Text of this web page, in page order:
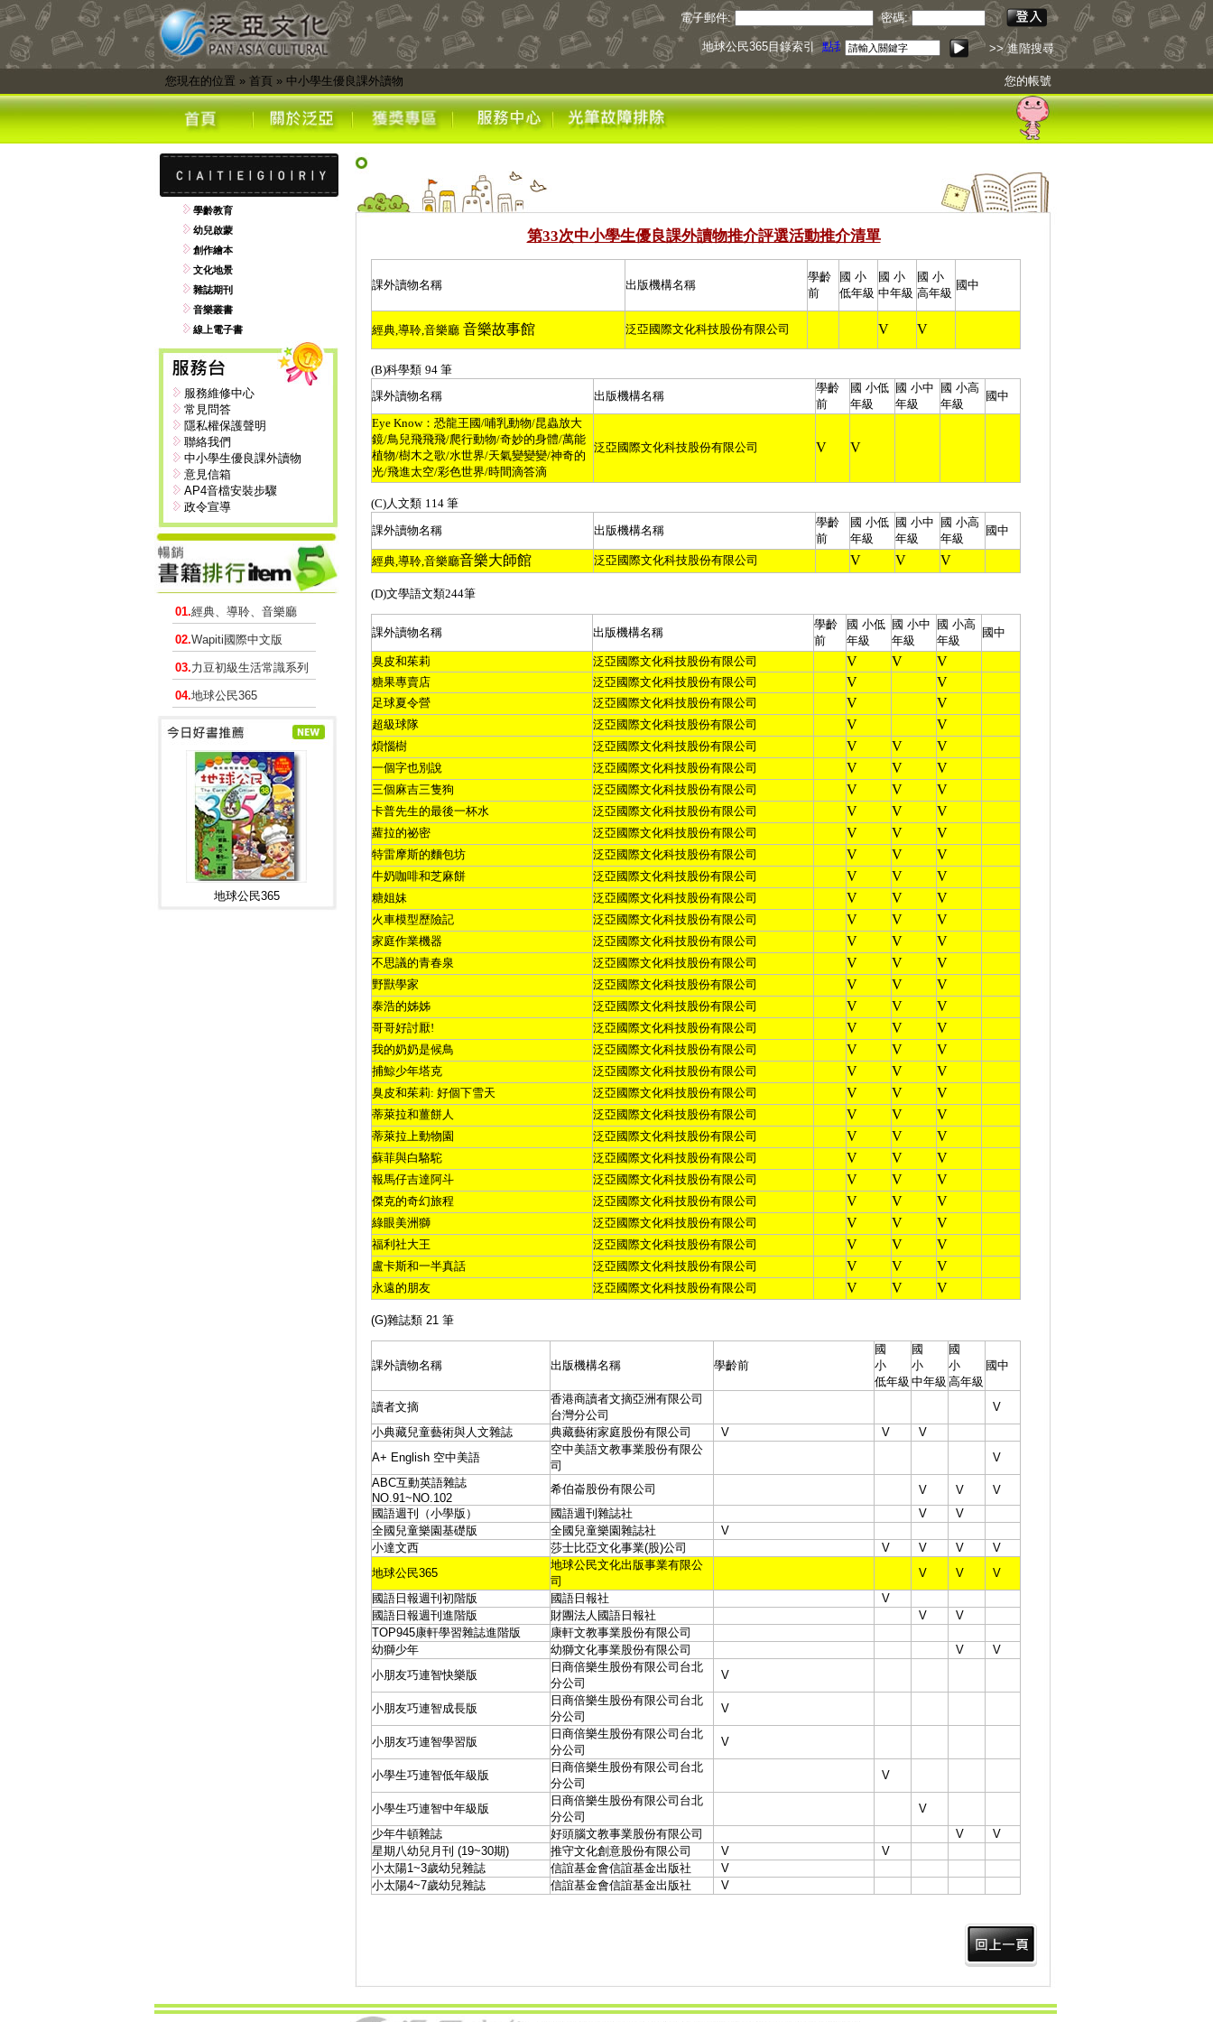
電子郵件: 密碼:
地球公民365目錄索引點我下載 >> 進階搜尋
您現在的位置 » 首頁» 中小學生優良課外讀物 您的帳號
學齡教育
幼兒啟蒙
創作繪本
文化地景
雜誌期刊
音樂叢書
線上電子書
服務維修中心
常見問答
隱私權保護聲明
聯絡我們
中小學生優良課外讀物
意見信箱
AP4音檔安裝步驟
政令宣導
01.經典、導聆、音樂廳
02.Wapiti國際中文版
03.力豆初級生活常識系列
04.地球公民365
地球公民365
第33次中小學生優良課外讀物推介評選活動推介清單
課外讀物名稱 出版機構名稱
學齡
前
國 小
低年級
國 小
中年級
國 小
高年級
國中
經典,導聆,音樂廳音樂故事館 泛亞國際文化科技股份有限公司 V V
(B)科學類 94 筆
課外讀物名稱
出版機構名稱
學齡
前
國 小低
年級
國 小中
年級
國 小高
年級
國中
Eye Know：恐龍王國/哺乳動物/昆蟲放大
鏡/鳥兒飛飛飛/爬行動物/奇妙的身體/萬能
植物/樹木之歌/水世界/天氣變變變/神奇的
光/飛進太空/彩色世界/時間滴答滴
泛亞國際文化科技股份有限公司 V V
(C)人文類 114 筆
課外讀物名稱
出版機構名稱
學齡
前
國 小低
年級
國 小中
年級
國 小高
年級
國中
經典,導聆,音樂廳音樂大師館 泛亞國際文化科技股份有限公司 V V V
(D)文學語文類244筆
課外讀物名稱 出版機構名稱
學齡
前
國 小低
年級
國 小中
年級
國 小高
年級
國中
臭皮和茱莉 泛亞國際文化科技股份有限公司 V V V
糖果專賣店 泛亞國際文化科技股份有限公司 V V
足球夏令營 泛亞國際文化科技股份有限公司 V V
超級球隊 泛亞國際文化科技股份有限公司 V V
煩惱樹 泛亞國際文化科技股份有限公司 V V V
一個字也別說 泛亞國際文化科技股份有限公司 V V V
三個麻吉三隻狗 泛亞國際文化科技股份有限公司 V V V
卡普先生的最後一杯水 泛亞國際文化科技股份有限公司 V V V
蘿拉的祕密 泛亞國際文化科技股份有限公司 V V V
特雷摩斯的麵包坊 泛亞國際文化科技股份有限公司 V V V
牛奶咖啡和芝麻餅 泛亞國際文化科技股份有限公司 V V V
糖姐妹 泛亞國際文化科技股份有限公司 V V V
火車模型歷險記 泛亞國際文化科技股份有限公司 V V V
家庭作業機器 泛亞國際文化科技股份有限公司 V V V
不思議的青春泉 泛亞國際文化科技股份有限公司 V V V
野獸學家 泛亞國際文化科技股份有限公司 V V V
泰浩的姊姊 泛亞國際文化科技股份有限公司 V V V
哥哥好討厭! 泛亞國際文化科技股份有限公司 V V V
我的奶奶是候鳥 泛亞國際文化科技股份有限公司 V V V
捕鯨少年塔克 泛亞國際文化科技股份有限公司 V V V
臭皮和茱莉: 好個下雪天 泛亞國際文化科技股份有限公司 V V V
蒂萊拉和薑餅人 泛亞國際文化科技股份有限公司 V V V
蒂萊拉上動物園 泛亞國際文化科技股份有限公司 V V V
蘇菲與白駱駝 泛亞國際文化科技股份有限公司 V V V
報馬仔吉達阿斗 泛亞國際文化科技股份有限公司 V V V
傑克的奇幻旅程 泛亞國際文化科技股份有限公司 V V V
綠眼美洲獅 泛亞國際文化科技股份有限公司 V V V
福利社大王 泛亞國際文化科技股份有限公司 V V V
盧卡斯和一半真話 泛亞國際文化科技股份有限公司 V V V
永遠的朋友 泛亞國際文化科技股份有限公司 V V V
(G)雜誌類 21 筆
課外讀物名稱 出版機構名稱 學齡前
國
小
低年級
國
小
中年級
國
小
高年級
國中
讀者文摘
香港商讀者文摘亞洲有限公司
台灣分公司
V
小典藏兒童藝術與人文雜誌
典藏藝術家庭股份有限公司 V V
V
A+ English 空中美語
空中美語文教事業股份有限公
司
V
ABC互動英語雜誌
NO.91~NO.102
希伯崙股份有限公司 V V
V
國語週刊（小學版）
國語週刊雜誌社 V
V
全國兒童樂園基礎版
全國兒童樂園雜誌社
V
小達文西
莎士比亞文化事業(股)公司 V V V
V
地球公民365
地球公民文化出版事業有限公
司
V V
V
國語日報週刊初階版
國語日報社
V
國語日報週刊進階版
財團法人國語日報社 V
V
TOP945康軒學習雜誌進階版
康軒文教事業股份有限公司
幼獅少年
幼獅文化事業股份有限公司 V
V
小朋友巧連智快樂版
日商倍樂生股份有限公司台北
分公司
V
小朋友巧連智成長版
日商倍樂生股份有限公司台北
分公司
V
小朋友巧連智學習版
日商倍樂生股份有限公司台北
分公司
V
小學生巧連智低年級版
日商倍樂生股份有限公司台北
分公司
V
小學生巧連智中年級版
日商倍樂生股份有限公司台北
分公司
V
少年牛頓雜誌
好頭腦文教事業股份有限公司 V
V
星期八幼兒月刊 (19~30期)
推守文化創意股份有限公司 V
V
小太陽1~3歲幼兒雜誌
信誼基金會信誼基金出版社
V
小太陽4~7歲幼兒雜誌
信誼基金會信誼基金出版社 V